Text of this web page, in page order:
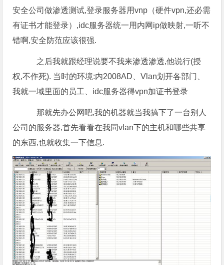
安全公司做渗透测试,登录服务器用vnp（硬件vpn,还必需
有证书才能登录）,idc服务器统一用内网ip做映射,一听不
错啊,安全防范应该很强.
之后我就跟经理说要不我来渗透渗透,他说行(授
权,不作死). 当时的环境:内2008AD、Vlan划开各部门、
我就一域里面的员工、idc服务器得vpn加证书登录
那就先办公网吧,我的机器就当我搞下了一台别人
公司的服务器,首先看看在我同vlan下的主机和哪些共享
的东西,也就收集一下信息.